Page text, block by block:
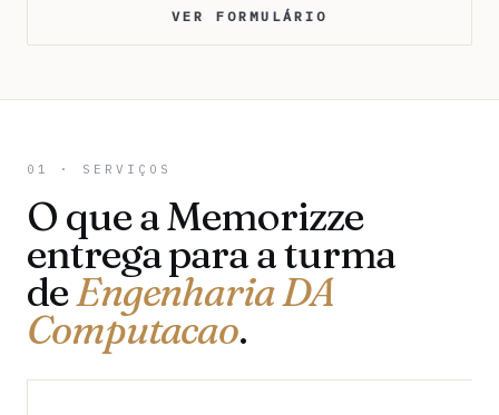
VER FORMULÁRIO
01 · SERVIÇOS
O que a Memorizze
entrega para a turma
deEngenharia DA
Computacao.